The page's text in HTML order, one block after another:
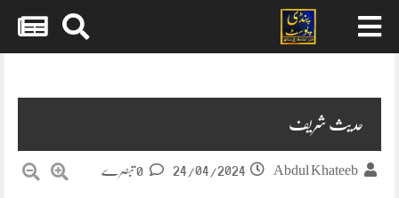
حدیث شریف
Abdul Khateeb
24/04/2024